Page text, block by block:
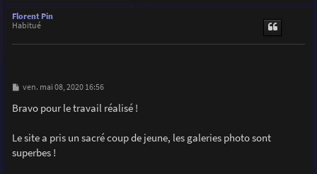
Florent Pin
Habitué
M
s
s
e
ven. mai 08, 2020 16:56
Bravo pour le travail réalisé !
Le site a pris un sacré coup de jeune, les galeries photo sont
superbes !